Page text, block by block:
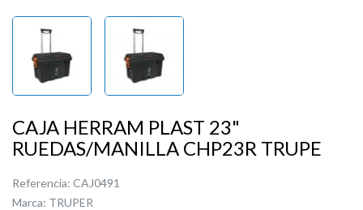
CAJA HERRAM PLAST 23"
RUEDAS/MANILLA CHP23R TRUPE
Referencia: CAJ0491
Marca: TRUPER